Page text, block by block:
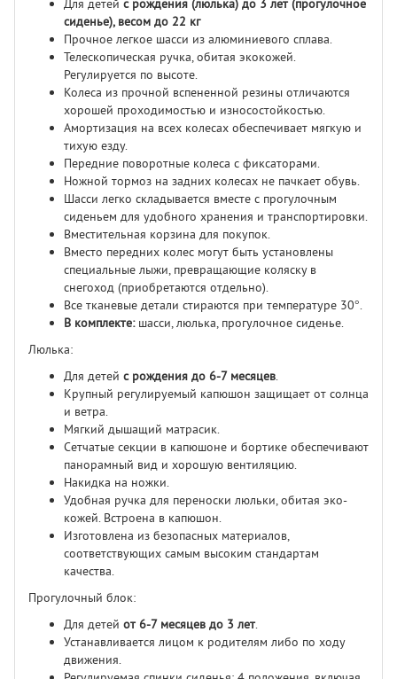
Для детей с рождения (люлька) до 3 лет (прогулочное
сиденье), весом до 22 кг
Прочное легкое шасси из алюминиевого сплава.
Телескопическая ручка, обитая экокожей.
Регулируется по высоте.
Колеса из прочной вспененной резины отличаются
хорошей проходимостью и износостойкостью.
Амортизация на всех колесах обеспечивает мягкую и
тихую езду.
Передние поворотные колеса с фиксаторами.
Ножной тормоз на задних колесах не пачкает обувь.
Шасси легко складывается вместе с прогулочным
сиденьем для удобного хранения и транспортировки.
Вместительная корзина для покупок.
Вместо передних колес могут быть установлены
специальные лыжи, превращающие коляску в
снегоход (приобретаются отдельно).
Все тканевые детали стираются при температуре 30°.
В комплекте:шасси, люлька, прогулочное сиденье.
Люлька:
Для детей с рождения до 6-7 месяцев.
Крупный регулируемый капюшон защищает от солнца
и ветра.
Мягкий дышащий матрасик.
Сетчатые секции в капюшоне и бортике обеспечивают
панорамный вид и хорошую вентиляцию.
Накидка на ножки.
Удобная ручка для переноски люльки, обитая эко-
кожей. Встроена в капюшон.
Изготовлена из безопасных материалов,
соответствующих самым высоким стандартам
качества.
Прогулочный блок:
Для детей от 6-7 месяцев до 3 лет.
Устанавливается лицом к родителям либо по ходу
движения.